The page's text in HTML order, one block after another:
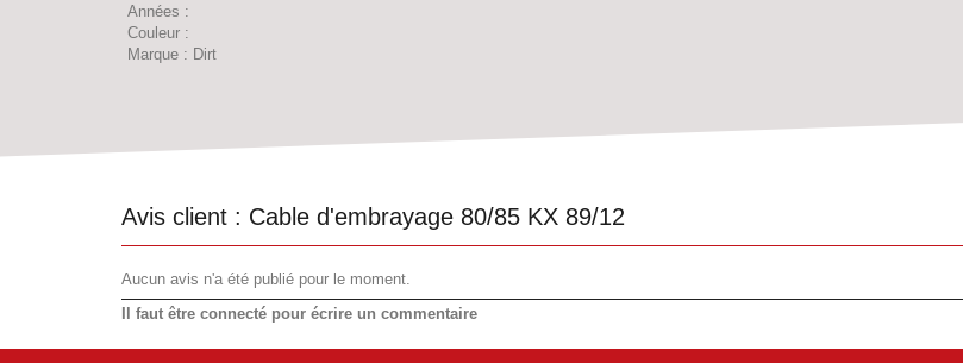
Années :
Couleur :
Marque : Dirt
Avis client : Cable d'embrayage 80/85 KX 89/12
Aucun avis n'a été publié pour le moment.
Il faut être connecté pour écrire un commentaire